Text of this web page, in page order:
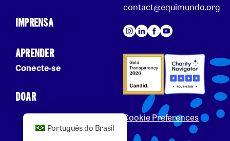
IMPRENSA
APRENDER
Conecte-se
DOAR
contact@equimundo.org
Cookie Preferences
Português do Brasil